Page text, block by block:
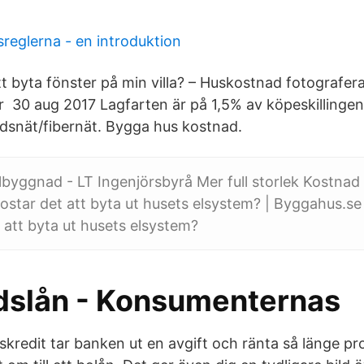
- en introduktion
byta fönster på min villa? – Huskostnad
30 aug 2017 Lagfarten är på 1,5% av
fibernät. Bygga hus kostnad.
- LT Ingenjörsbyrå Mer full storlek
det att byta ut husets elsystem? |
byta ut husets elsystem?
- Konsumenternas
tar banken ut en avgift och ränta så länge